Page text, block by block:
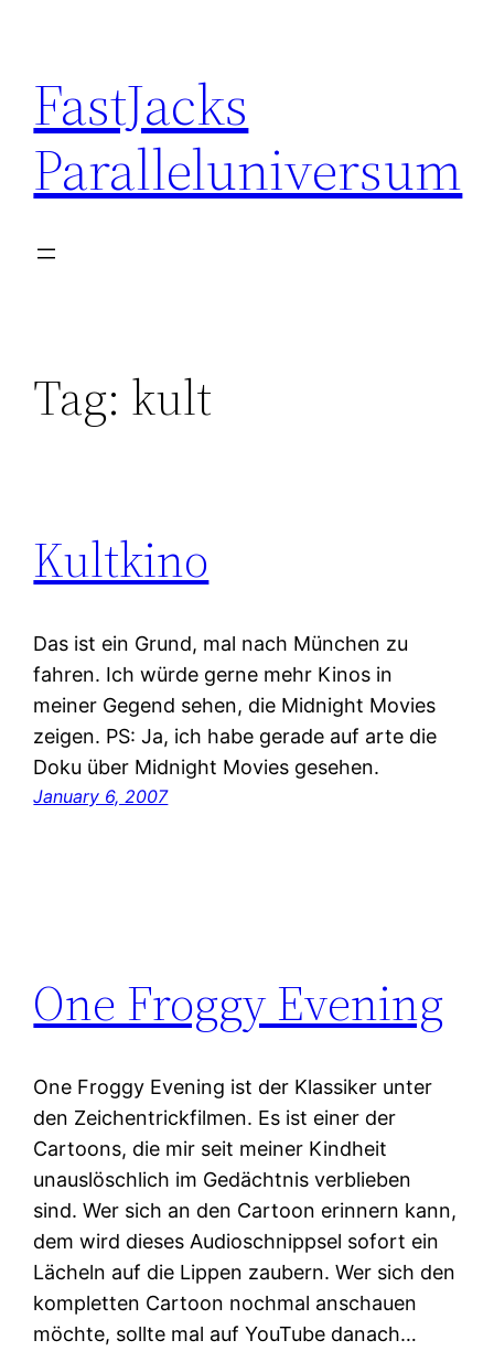
content
FastJacks
Paralleluniversum
Tag: kult
Kultkino
Das ist ein Grund, mal nach München zu
fahren. Ich würde gerne mehr Kinos in
meiner Gegend sehen, die Midnight Movies
zeigen. PS: Ja, ich habe gerade auf arte die
Doku über Midnight Movies gesehen.
January 6, 2007
One Froggy Evening
One Froggy Evening ist der Klassiker unter
den Zeichentrickfilmen. Es ist einer der
Cartoons, die mir seit meiner Kindheit
unauslöschlich im Gedächtnis verblieben
sind. Wer sich an den Cartoon erinnern kann,
dem wird dieses Audioschnippsel sofort ein
Lächeln auf die Lippen zaubern. Wer sich den
kompletten Cartoon nochmal anschauen
möchte, sollte mal auf YouTube danach…